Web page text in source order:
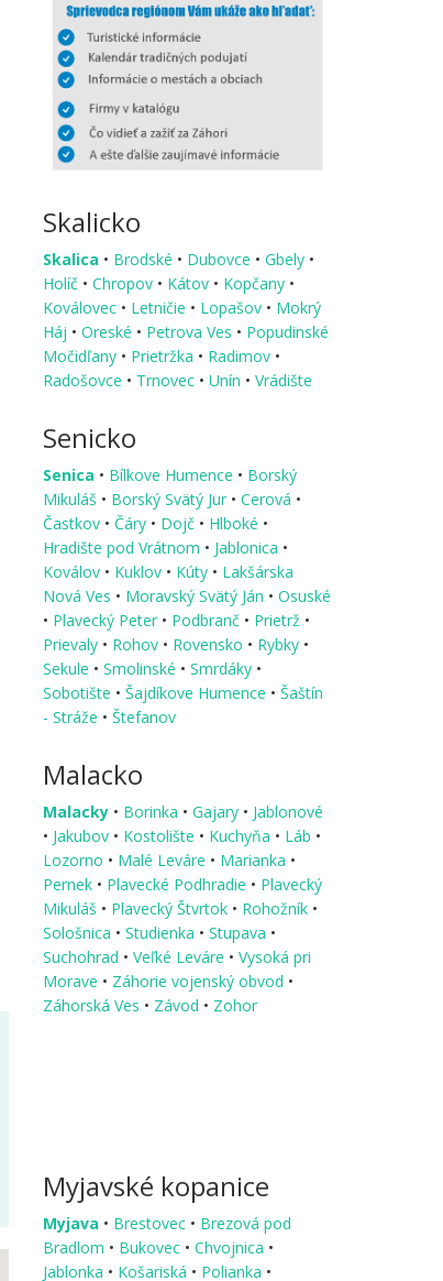
Skalicko
Skalica • Brodské • Dubovce • Gbely •
Holíč • Chropov • Kátov • Kopčany •
Koválovec • Letničie • Lopašov • Mokrý
Háj • Oreské • Petrova Ves • Popudinské
Močidľany • Prietržka • Radimov •
Radošovce • Trnovec • Unín • Vrádište
Senicko
Senica • Bílkove Humence • Borský
Mikuláš • Borský Svätý Jur • Cerová •
Častkov • Čáry • Dojč • Hlboké •
Hradište pod Vrátnom • Jablonica •
Koválov • Kuklov • Kúty • Lakšárska
Nová Ves • Moravský Svätý Ján • Osuské
• Plavecký Peter • Podbranč • Prietrž •
Prievaly • Rohov • Rovensko • Rybky •
Sekule • Smolinské • Smrdáky •
Sobotište • Šajdíkove Humence • Šaštín
- Stráže • Štefanov
Malacko
Malacky • Borinka • Gajary • Jablonové
• Jakubov • Kostolište • Kuchyňa • Láb •
Lozorno • Malé Leváre • Marianka •
Pernek • Plavecké Podhradie • Plavecký
Mikuláš • Plavecký Štvrtok • Rohožník •
Sološnica • Studienka • Stupava •
Suchohrad • Veľké Leváre • Vysoká pri
Morave • Záhorie vojenský obvod •
Záhorská Ves • Závod • Zohor
Myjavské kopanice
Myjava • Brestovec • Brezová pod
Bradlom • Bukovec • Chvojnica •
Jablonka • Košariská • Polianka •